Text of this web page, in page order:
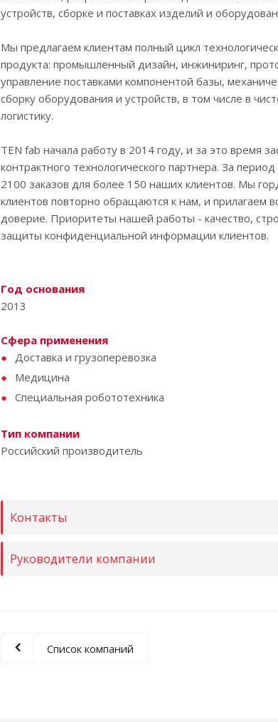
устройств, сборке и поставках изделий и
Мы предлагаем клиентам полный цикл
продукта: промышленный дизайн, инжиниринг,
управление поставками компонентой базы,
сборку оборудования и устройств, в том числе в
логистику.
TEN fab начала работу в 2014 году, и за это время
контрактного технологического партнера. За
2100 заказов для более 150 наших клиентов. Мы
клиентов повторно обращаются к нам, и прилагаем
доверие. Приоритеты нашей работы - качество,
защиты конфиденциальной информации клиентов.
Год основания
2013
Сфера применения
Доставка и грузоперевозка
Медицина
Специальная робототехника
Тип компании
Российский производитель
Контакты
Руководители компании
Список компаний